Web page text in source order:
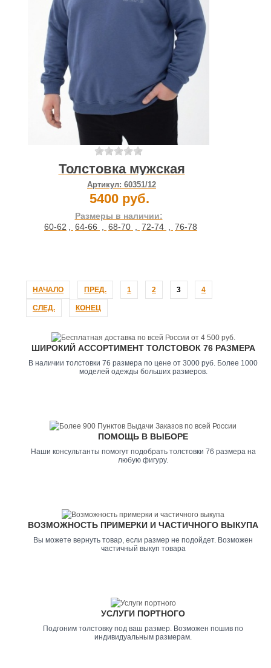
Толстовка мужская
Артикул: 60351/12
5400 руб.
Размеры в наличии:
60-62 , 64-66 , 68-70 , 72-74 , 76-78
НАЧАЛО ПРЕД. 1 2 3 4
СЛЕД. КОНЕЦ
ШИРОКИЙ АССОРТИМЕНТ ТОЛСТОВОК 76 РАЗМЕРА
В наличии толстовки 76 размера по цене от 3000 руб. Более 1000
моделей одежды больших размеров.
ПОМОЩЬ В ВЫБОРЕ
Наши консультанты помогут подобрать толстовки 76 размера на
любую фигуру.
ВОЗМОЖНОСТЬ ПРИМЕРКИ И ЧАСТИЧНОГО ВЫКУПА
Вы можете вернуть товар, если размер не подойдет. Возможен
частичный выкуп товара
УСЛУГИ ПОРТНОГО
Подгоним толстовку под ваш размер. Возможен пошив по
индивидуальным размерам.